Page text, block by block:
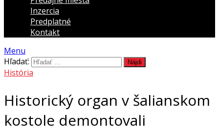
Inzercia
Predplatné
Kontakt
Menu
Hľadať:
História
Historický organ v šalianskom
kostole demontovali